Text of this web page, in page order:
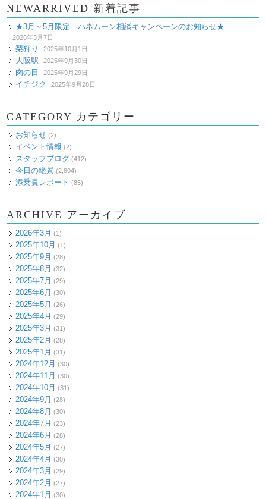
NEWARRIVED 新着記事
★3月～5月限定 ハネムーン相談キャンペーンのお知らせ★
2026年3月7日
梨狩り 2025年10月1日
大阪駅 2025年9月30日
肉の日 2025年9月29日
イチジク 2025年9月28日
CATEGORY カテゴリー
お知らせ (2)
イベント情報 (2)
スタッフブログ (412)
今日の絶景 (2,804)
添乗員レポート (85)
ARCHIVE アーカイブ
2026年3月 (1)
2025年10月 (1)
2025年9月 (28)
2025年8月 (32)
2025年7月 (29)
2025年6月 (30)
2025年5月 (26)
2025年4月 (29)
2025年3月 (31)
2025年2月 (28)
2025年1月 (31)
2024年12月 (30)
2024年11月 (30)
2024年10月 (31)
2024年9月 (28)
2024年8月 (30)
2024年7月 (23)
2024年6月 (28)
2024年5月 (27)
2024年4月 (30)
2024年3月 (29)
2024年2月 (27)
2024年1月 (30)